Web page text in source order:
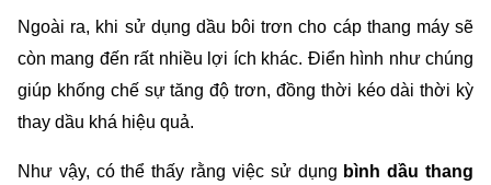
Ngoài ra, khi sử dụng dầu bôi trơn cho cáp thang máy sẽ
còn mang đến rất nhiều lợi ích khác. Điển hình như chúng
giúp khống chế sự tăng độ trơn, đồng thời kéo dài thời kỳ
thay dầu khá hiệu quả.
Như vậy, có thể thấy rằng việc sử dụng bình dầu thang